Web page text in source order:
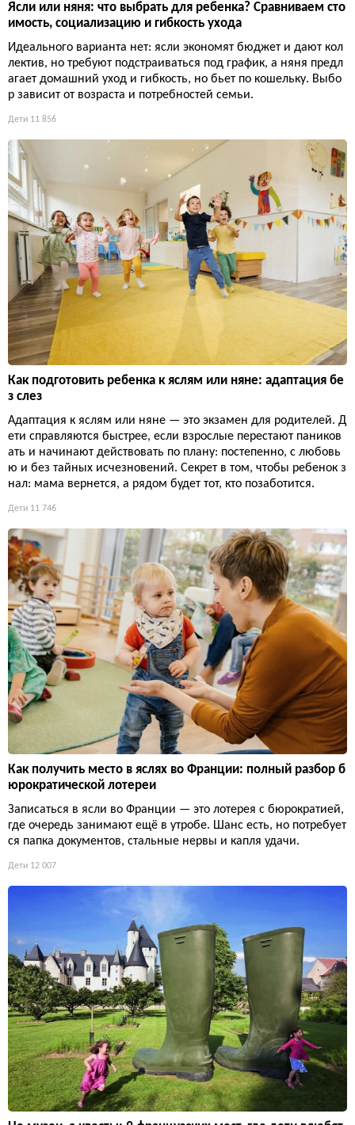
Ясли или няня: что выбрать для ребенка? Сравниваем сто
имость, социализацию и гибкость ухода
Идеального варианта нет: ясли экономят бюджет и дают кол
лектив, но требуют подстраиваться под график, а няня предл
агает домашний уход и гибкость, но бьет по кошельку. Выбо
р зависит от возраста и потребностей семьи.
Дети 11 856
Как подготовить ребенка к яслям или няне: адаптация бе
з слез
Адаптация к яслям или няне — это экзамен для родителей. Д
ети справляются быстрее, если взрослые перестают паников
ать и начинают действовать по плану: постепенно, с любовь
ю и без тайных исчезновений. Секрет в том, чтобы ребенок з
нал: мама вернется, а рядом будет тот, кто позаботится.
Дети 11 746
Как получить место в яслях во Франции: полный разбор б
юрократической лотереи
Записаться в ясли во Франции — это лотерея с бюрократией,
где очередь занимают ещё в утробе. Шанс есть, но потребует
ся папка документов, стальные нервы и капля удачи.
Дети 12 007